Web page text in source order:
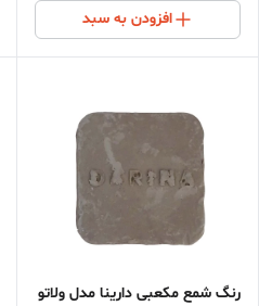
افزودن به سبد
رنگ شمع مکعبی دارینا مدل ولاتو